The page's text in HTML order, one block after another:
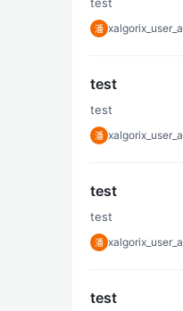
潘 xalgorix_user_a
test
test
潘 xalgorix_user_a
test
test
潘 xalgorix_user_a
test